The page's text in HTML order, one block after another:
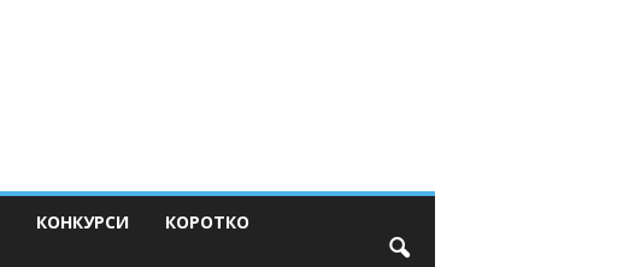
КОНКУРСИ КОРОТКО